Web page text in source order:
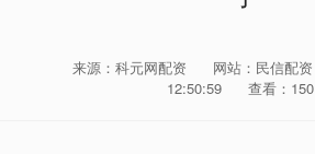
来源：科元网配资 网站：民信配资
12:50:59
查看：150